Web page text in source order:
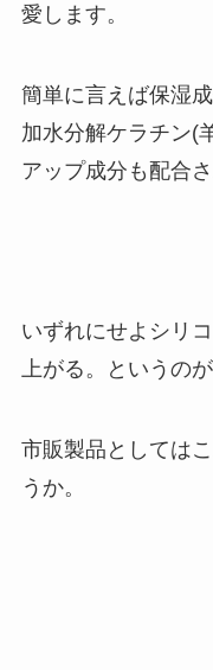
愛します。
簡単に言えば保湿
加水分解ケラチン(
アップ成分も配合
いずれにせよシリ
上がる。というの
市販製品としては
うか。